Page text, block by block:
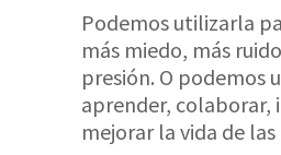
Podemos utilizarla
más miedo, más
presión. O podemos
aprender, colaborar,
mejorar la vida de las